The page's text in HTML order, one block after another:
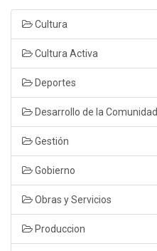
Cultura
Cultura Activa
Deportes
Desarrollo de la Comunidad
Gestión
Gobierno
Obras y Servicios
Produccion